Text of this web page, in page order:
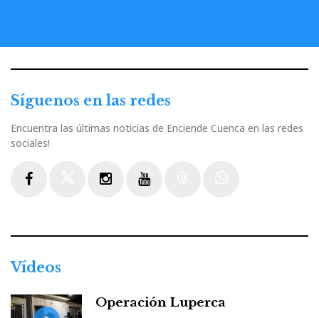
Síguenos en las redes
Encuentra las últimas noticias de Enciende Cuenca en las redes
sociales!
Vídeos
Operación Luperca